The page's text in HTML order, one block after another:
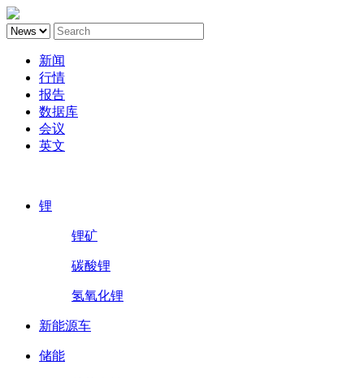
新闻
行情
报告
数据库
会议
英文
锂
锂矿
碳酸锂
氢氧化锂
新能源车
储能